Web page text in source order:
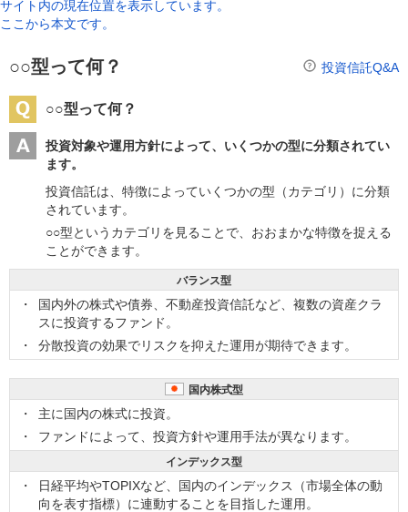
サイト内の現在位置を表示しています。
ここから本文です。
○○型って何？ 投資信託Q&A
○○型って何？
投資対象や運用方針によって、いくつかの型に分類されてい
ます。
投資信託は、特徴によっていくつかの型（カテゴリ）に分類
されています。
○○型というカテゴリを見ることで、おおまかな特徴を捉える
ことができます。
バランス型
国内外の株式や債券、不動産投資信託など、複数の資産クラ
スに投資するファンド。
分散投資の効果でリスクを抑えた運用が期待できます。
国内株式型
主に国内の株式に投資。
ファンドによって、投資方針や運用手法が異なります。
インデックス型
日経平均やTOPIXなど、国内のインデックス（市場全体の動
向を表す指標）に連動することを目指した運用。